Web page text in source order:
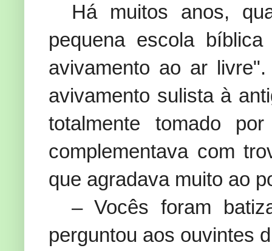
Há muitos anos,
pequena escola
avivamento ao ar
avivamento sulista à
totalmente tomado
complementava com
que agradava muito ao
– Vocês foram
perguntou aos ouvintes